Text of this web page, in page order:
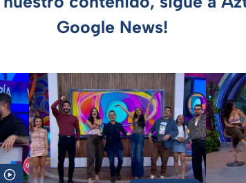
Google News!